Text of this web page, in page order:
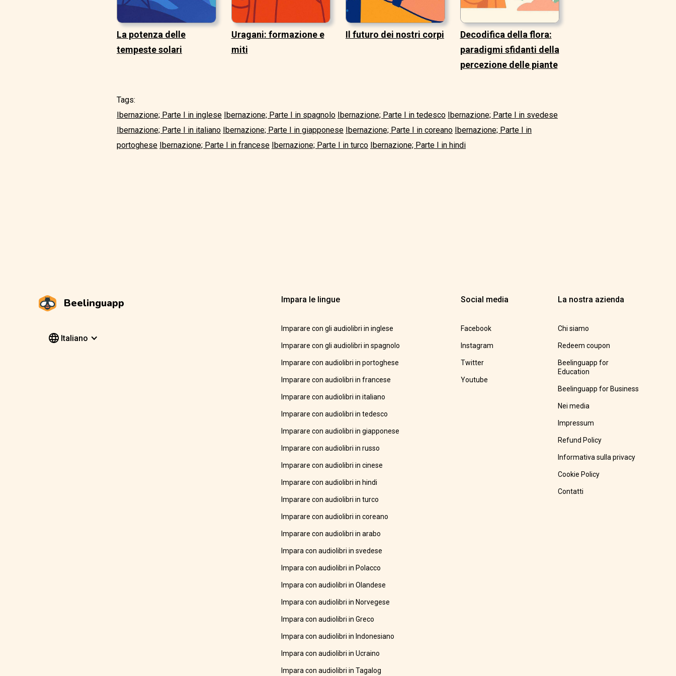
La potenza delle
tempeste solari
Uragani: formazione e
miti
Il futuro dei nostri corpi
Decodifica della flora:
paradigmi sfidanti della
percezione delle piante
Tags:
Ibernazione; Parte I in inglese Ibernazione; Parte I in spagnolo Ibernazione; Parte I in tedesco Ibernazione; Parte I in svedese
Ibernazione; Parte I in italiano Ibernazione; Parte I in giapponese Ibernazione; Parte I in coreano Ibernazione; Parte I in
portoghese Ibernazione; Parte I in francese Ibernazione; Parte I in turco Ibernazione; Parte I in hindi
Beelinguapp
Italiano
Impara le lingue
Imparare con gli audiolibri in inglese
Imparare con gli audiolibri in spagnolo
Imparare con audiolibri in portoghese
Imparare con audiolibri in francese
Imparare con audiolibri in italiano
Imparare con audiolibri in tedesco
Imparare con audiolibri in giapponese
Imparare con audiolibri in russo
Imparare con audiolibri in cinese
Imparare con audiolibri in hindi
Imparare con audiolibri in turco
Imparare con audiolibri in coreano
Imparare con audiolibri in arabo
Impara con audiolibri in svedese
Impara con audiolibri in Polacco
Impara con audiolibri in Olandese
Impara con audiolibri in Norvegese
Impara con audiolibri in Greco
Impara con audiolibri in Indonesiano
Impara con audiolibri in Ucraino
Impara con audiolibri in Tagalog
Social media
Facebook
Instagram
Twitter
Youtube
La nostra azienda
Chi siamo
Redeem coupon
Beelinguapp for
Education
Beelinguapp for Business
Nei media
Impressum
Refund Policy
Informativa sulla privacy
Cookie Policy
Contatti